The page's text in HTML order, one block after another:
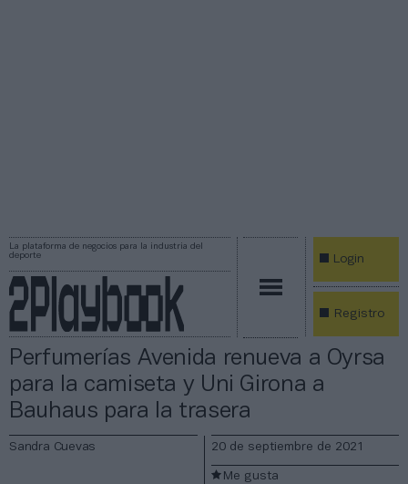
La plataforma de negocios para la industria del
deporte
Login
Registro
Perfumerías Avenida renueva a Oyrsa
para la camiseta y Uni Girona a
Bauhaus para la trasera
Sandra Cuevas 20 de septiembre de 2021
Me gusta